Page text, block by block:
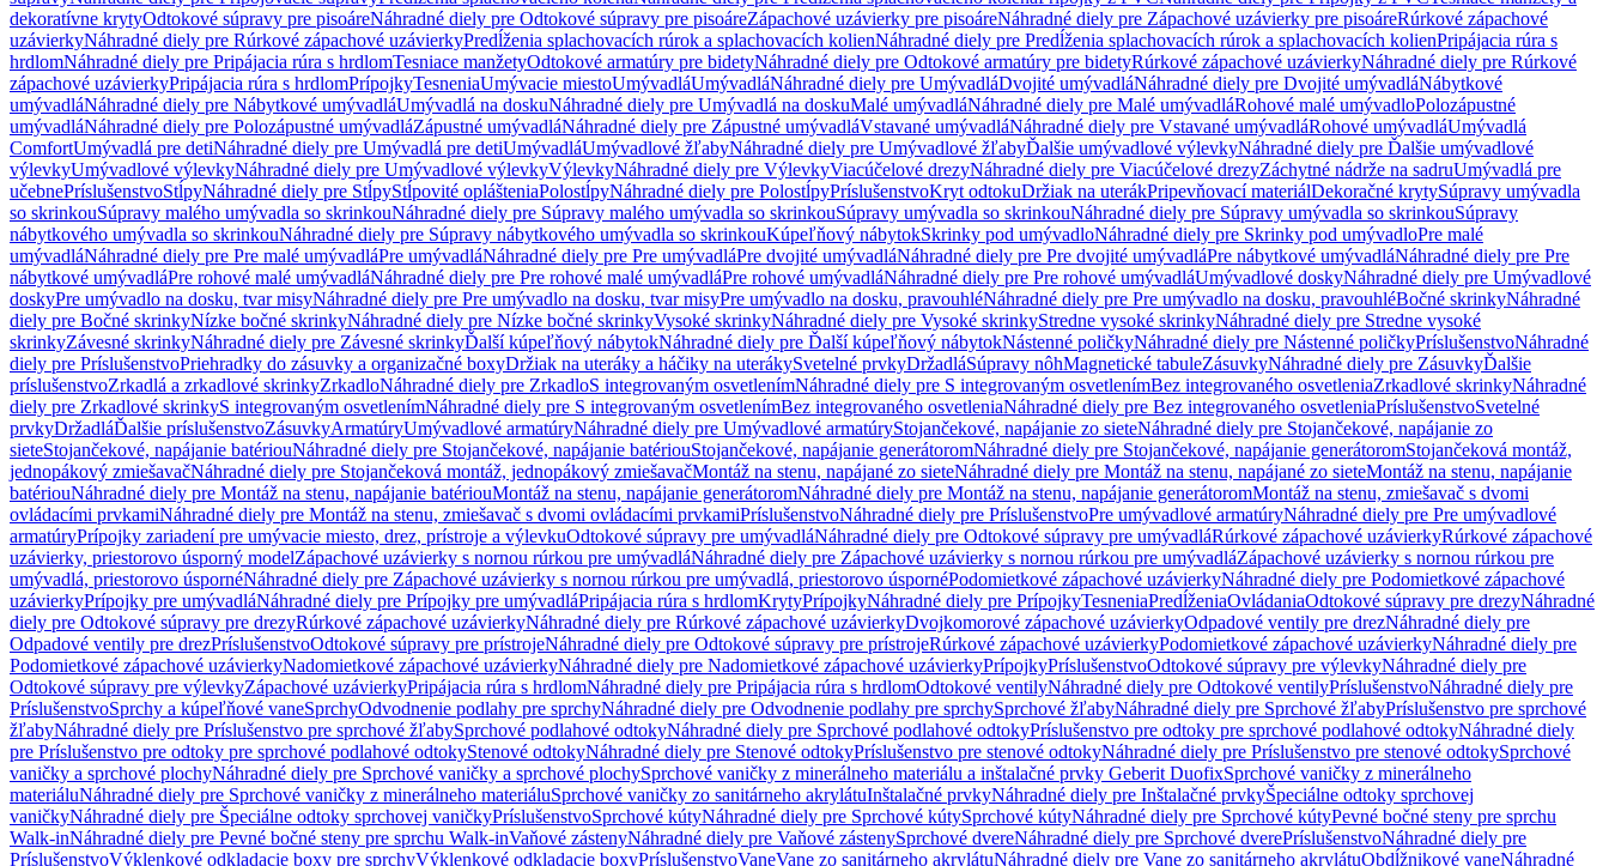
dekoratívne krytyOdtokové súpravy pre pisoáreNáhradné diely pre Odtokové súpravy pre pisoáreZápachové uzávierky pre pisoáreNáhradné diely pre Zápachové uzávierky pre pisoáreRúrkové zápachové
uzávierkyNáhradné diely pre Rúrkové zápachové uzávierkyPredĺženia splachovacích rúrok a splachovacích kolienNáhradné diely pre Predĺženia splachovacích rúrok a splachovacích kolienPripájacia rúra s
hrdlomNáhradné diely pre Pripájacia rúra s hrdlomTesniace manžetyOdtokové armatúry pre bidetyNáhradné diely pre Odtokové armatúry pre bidetyRúrkové zápachové uzávierkyNáhradné diely pre Rúrkové
zápachové uzávierkyPripájacia rúra s hrdlomPrípojkyTesneniaUmývacie miestoUmývadláUmývadláNáhradné diely pre UmývadláDvojité umývadláNáhradné diely pre Dvojité umývadláNábytkové
umývadláNáhradné diely pre Nábytkové umývadláUmývadlá na doskuNáhradné diely pre Umývadlá na doskuMalé umývadláNáhradné diely pre Malé umývadláRohové malé umývadloPolozápustné
umývadláNáhradné diely pre Polozápustné umývadláZápustné umývadláNáhradné diely pre Zápustné umývadláVstavané umývadláNáhradné diely pre Vstavané umývadláRohové umývadláUmývadlá
ComfortUmývadlá pre detiNáhradné diely pre Umývadlá pre detiUmývadláUmývadlové žľabyNáhradné diely pre Umývadlové žľabyĎalšie umývadlové výlevkyNáhradné diely pre Ďalšie umývadlové
výlevkyUmývadlové výlevkyNáhradné diely pre Umývadlové výlevkyVýlevkyNáhradné diely pre VýlevkyViacúčelové drezyNáhradné diely pre Viacúčelové drezyZáchytné nádrže na sadruUmývadlá pre
učebnePríslušenstvoStĺpyNáhradné diely pre StĺpyStĺpovité oplášteniaPolostĺpyNáhradné diely pre PolostĺpyPríslušenstvoKryt odtokuDržiak na uterákPripevňovací materiálDekoračné krytySúpravy umývadla
so skrinkouSúpravy malého umývadla so skrinkouNáhradné diely pre Súpravy malého umývadla so skrinkouSúpravy umývadla so skrinkouNáhradné diely pre Súpravy umývadla so skrinkouSúpravy
nábytkového umývadla so skrinkouNáhradné diely pre Súpravy nábytkového umývadla so skrinkouKúpeľňový nábytokSkrinky pod umývadloNáhradné diely pre Skrinky pod umývadloPre malé
umývadláNáhradné diely pre Pre malé umývadláPre umývadláNáhradné diely pre Pre umývadláPre dvojité umývadláNáhradné diely pre Pre dvojité umývadláPre nábytkové umývadláNáhradné diely pre Pre
nábytkové umývadláPre rohové malé umývadláNáhradné diely pre Pre rohové malé umývadláPre rohové umývadláNáhradné diely pre Pre rohové umývadláUmývadlové doskyNáhradné diely pre Umývadlové
doskyPre umývadlo na dosku, tvar misyNáhradné diely pre Pre umývadlo na dosku, tvar misyPre umývadlo na dosku, pravouhléNáhradné diely pre Pre umývadlo na dosku, pravouhléBočné skrinkyNáhradné
diely pre Bočné skrinkyNízke bočné skrinkyNáhradné diely pre Nízke bočné skrinkyVysoké skrinkyNáhradné diely pre Vysoké skrinkyStredne vysoké skrinkyNáhradné diely pre Stredne vysoké
skrinkyZávesné skrinkyNáhradné diely pre Závesné skrinkyĎalší kúpeľňový nábytokNáhradné diely pre Ďalší kúpeľňový nábytokNástenné poličkyNáhradné diely pre Nástenné poličkyPríslušenstvoNáhradné
diely pre PríslušenstvoPriehradky do zásuvky a organizačné boxyDržiak na uteráky a háčiky na uterákySvetelné prvkyDržadláSúpravy nôhMagnetické tabuleZásuvkyNáhradné diely pre ZásuvkyĎalšie
príslušenstvoZrkadlá a zrkadlové skrinkyZrkadloNáhradné diely pre ZrkadloS integrovaným osvetlenímNáhradné diely pre S integrovaným osvetlenímBez integrovaného osvetleniaZrkadlové skrinkyNáhradné
diely pre Zrkadlové skrinkyS integrovaným osvetlenímNáhradné diely pre S integrovaným osvetlenímBez integrovaného osvetleniaNáhradné diely pre Bez integrovaného osvetleniaPríslušenstvoSvetelné
prvkyDržadláĎalšie príslušenstvoZásuvkyArmatúryUmývadlové armatúryNáhradné diely pre Umývadlové armatúryStojančekové, napájanie zo sieteNáhradné diely pre Stojančekové, napájanie zo
sieteStojančekové, napájanie batériouNáhradné diely pre Stojančekové, napájanie batériouStojančekové, napájanie generátoromNáhradné diely pre Stojančekové, napájanie generátoromStojančeková montáž,
jednopákový zmiešavačNáhradné diely pre Stojančeková montáž, jednopákový zmiešavačMontáž na stenu, napájané zo sieteNáhradné diely pre Montáž na stenu, napájané zo sieteMontáž na stenu, napájanie
batériouNáhradné diely pre Montáž na stenu, napájanie batériouMontáž na stenu, napájanie generátoromNáhradné diely pre Montáž na stenu, napájanie generátoromMontáž na stenu, zmiešavač s dvomi
ovládacími prvkamiNáhradné diely pre Montáž na stenu, zmiešavač s dvomi ovládacími prvkamiPríslušenstvoNáhradné diely pre PríslušenstvoPre umývadlové armatúryNáhradné diely pre Pre umývadlové
armatúryPrípojky zariadení pre umývacie miesto, drez, prístroje a výlevkuOdtokové súpravy pre umývadláNáhradné diely pre Odtokové súpravy pre umývadláRúrkové zápachové uzávierkyRúrkové zápachové
uzávierky, priestorovo úsporný modelZápachové uzávierky s nornou rúrkou pre umývadláNáhradné diely pre Zápachové uzávierky s nornou rúrkou pre umývadláZápachové uzávierky s nornou rúrkou pre
umývadlá, priestorovo úspornéNáhradné diely pre Zápachové uzávierky s nornou rúrkou pre umývadlá, priestorovo úspornéPodomietkové zápachové uzávierkyNáhradné diely pre Podomietkové zápachové
uzávierkyPrípojky pre umývadláNáhradné diely pre Prípojky pre umývadláPripájacia rúra s hrdlomKrytyPrípojkyNáhradné diely pre PrípojkyTesneniaPredĺženiaOvládaniaOdtokové súpravy pre drezyNáhradné
diely pre Odtokové súpravy pre drezyRúrkové zápachové uzávierkyNáhradné diely pre Rúrkové zápachové uzávierkyDvojkomorové zápachové uzávierkyOdpadové ventily pre drezNáhradné diely pre
Odpadové ventily pre drezPríslušenstvoOdtokové súpravy pre prístrojeNáhradné diely pre Odtokové súpravy pre prístrojeRúrkové zápachové uzávierkyPodomietkové zápachové uzávierkyNáhradné diely pre
Podomietkové zápachové uzávierkyNadomietkové zápachové uzávierkyNáhradné diely pre Nadomietkové zápachové uzávierkyPrípojkyPríslušenstvoOdtokové súpravy pre výlevkyNáhradné diely pre
Odtokové súpravy pre výlevkyZápachové uzávierkyPripájacia rúra s hrdlomNáhradné diely pre Pripájacia rúra s hrdlomOdtokové ventilyNáhradné diely pre Odtokové ventilyPríslušenstvoNáhradné diely pre
PríslušenstvoSprchy a kúpeľňové vaneSprchyOdvodnenie podlahy pre sprchyNáhradné diely pre Odvodnenie podlahy pre sprchySprchové žľabyNáhradné diely pre Sprchové žľabyPríslušenstvo pre sprchové
žľabyNáhradné diely pre Príslušenstvo pre sprchové žľabySprchové podlahové odtokyNáhradné diely pre Sprchové podlahové odtokyPríslušenstvo pre odtoky pre sprchové podlahové odtokyNáhradné diely
pre Príslušenstvo pre odtoky pre sprchové podlahové odtokyStenové odtokyNáhradné diely pre Stenové odtokyPríslušenstvo pre stenové odtokyNáhradné diely pre Príslušenstvo pre stenové odtokySprchové
vaničky a sprchové plochyNáhradné diely pre Sprchové vaničky a sprchové plochySprchové vaničky z minerálneho materiálu a inštalačné prvky Geberit DuofixSprchové vaničky z minerálneho
materiáluNáhradné diely pre Sprchové vaničky z minerálneho materiáluSprchové vaničky zo sanitárneho akrylátuInštalačné prvkyNáhradné diely pre Inštalačné prvkyŠpeciálne odtoky sprchovej
vaničkyNáhradné diely pre Špeciálne odtoky sprchovej vaničkyPríslušenstvoSprchové kútyNáhradné diely pre Sprchové kútySprchové kútyNáhradné diely pre Sprchové kútyPevné bočné steny pre sprchu
Walk-inNáhradné diely pre Pevné bočné steny pre sprchu Walk-inVaňové zástenyNáhradné diely pre Vaňové zástenySprchové dvereNáhradné diely pre Sprchové dverePríslušenstvoNáhradné diely pre
PríslušenstvoVýklenkové odkladacie boxy pre sprchyVýklenkové odkladacie boxyPríslušenstvoVaneVane zo sanitárneho akrylátuNáhradné diely pre Vane zo sanitárneho akrylátuObdĺžnikové vaneNáhradné